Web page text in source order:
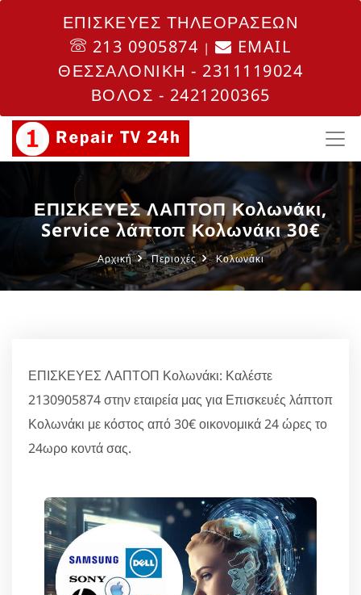
ΕΠΙΣΚΕΥΕΣ ΤΗΛΕΟΡΑΣΕΩΝ
213 0905874 |
EMAIL
ΘΕΣΣΑΛΟΝΙΚΗ - 2311119024
ΒΟΛΟΣ - 2421200365
ΕΠΙΣΚΕΥΕΣ ΛΑΠΤΟΠ Κολωνάκι,
Service λάπτοπ Κολωνάκι 30€
Αρχική Περιοχές Κολωνάκι
ΕΠΙΣΚΕΥΕΣ ΛΑΠΤΟΠ Κολωνάκι: Καλέστε
2130905874 στην εταιρεία μας για Επισκευές λάπτοπ
Κολωνάκι με κόστος από 30€ οικονομικά 24 ώρες το
24ωρο κοντά σας.